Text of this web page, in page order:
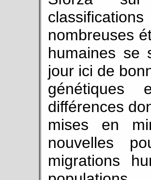
nombreuses
humaines se
jour ici de
différences
mises en
nouvelles
migrations